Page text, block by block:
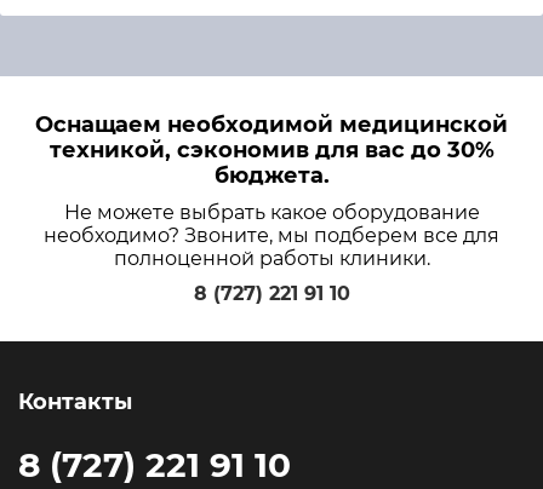
Оснащаем необходимой медицинской
техникой, сэкономив для вас до 30%
бюджета.
Не можете выбрать какое оборудование
необходимо? Звоните, мы подберем все для
полноценной работы клиники.
8 (727) 221 91 10
Контакты
8 (727) 221 91 10